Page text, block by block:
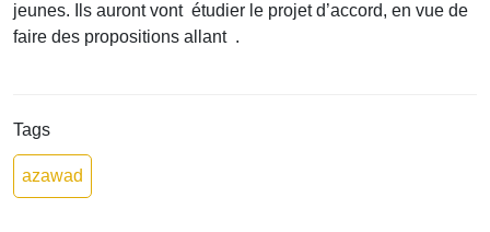
jeunes. Ils auront vont étudier le projet d’accord, en vue de
faire des propositions allant .
Tags
azawad